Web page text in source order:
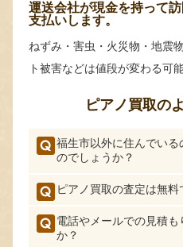
運送会社が現金を持って
支払いします。
ねずみ・害虫・火災物・地震
ト被害などは値段が変わる可
ピアノ買取の
福生市以外に住んでい
のでしょうか？
ピアノ買取の査定は無料
電話やメールでの見積
か？